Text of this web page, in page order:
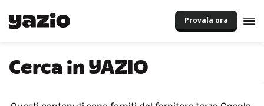
Provala ora
Cerca in YAZIO